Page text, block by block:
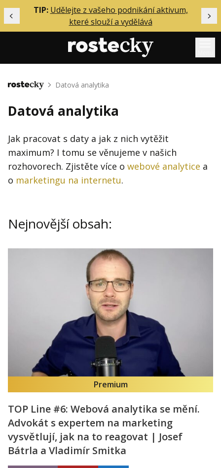
Předchozí
TIP: Udělejte z vašeho podnikání aktivum,
které slouží a vydělává
Mentoring
Solo
Akce
Inzerce
O mně
Kontakt
Domů Datová analytika
Datová analytika
Jak pracovat s daty a jak z nich vytěžit
maximum? I tomu se věnujeme v našich
rozhovorech. Zjistěte více o webové analytice a
o marketingu na internetu.
Nejnovější obsah:
Premium
TOP Line #6: Webová analytika se mění.
Advokát s expertem na marketing
vysvětlují, jak na to reagovat | Josef
Bátrla a Vladimír Smitka